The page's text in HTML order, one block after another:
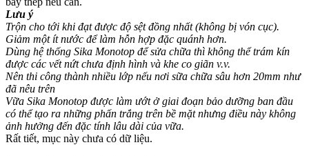
Lưu ý
Trộn cho tới khi đạt được độ sệt đồng nhất (không bị vón cục).
Giảm một ít nước để làm hỗn hợp đặc quánh hơn.
Dùng hệ thống Sika Monotop để sửa chữa thì không thể trám kín
được các vết nứt chưa định hình và khe co giãn v.v.
Nên thi công thành nhiều lớp nếu nơi sữa chữa sâu hơn 20mm như
đã nêu trên
Vữa Sika Monotop được làm ướt ở giai đoạn bảo dưỡng ban đầu
có thể tạo ra những phấn trắng trên bề mặt nhưng điều này không
ảnh hưởng đến đặc tính lâu dài của vữa.
Rất tiết, mục này chưa có dữ liệu.